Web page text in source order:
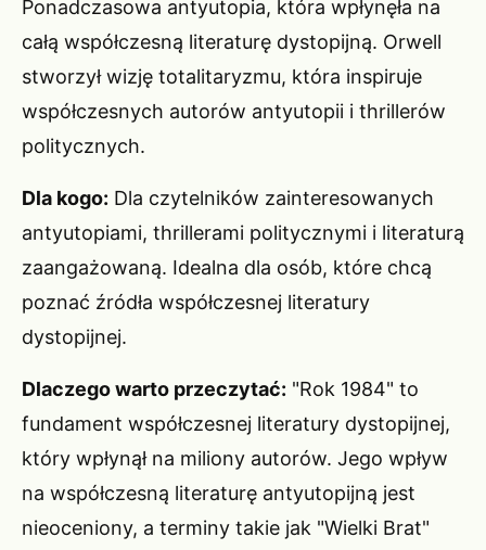
Ponadczasowa antyutopia, która wpłynęła na
całą współczesną literaturę dystopijną. Orwell
stworzył wizję totalitaryzmu, która inspiruje
współczesnych autorów antyutopii i thrillerów
politycznych.
Dla kogo: Dla czytelników zainteresowanych
antyutopiami, thrillerami politycznymi i literaturą
zaangażowaną. Idealna dla osób, które chcą
poznać źródła współczesnej literatury
dystopijnej.
Dlaczego warto przeczytać: "Rok 1984" to
fundament współczesnej literatury dystopijnej,
który wpłynął na miliony autorów. Jego wpływ
na współczesną literaturę antyutopijną jest
nieoceniony, a terminy takie jak "Wielki Brat"